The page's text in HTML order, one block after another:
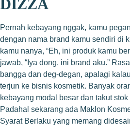
DIZZA
Pernah kebayang nggak, kamu
dengan nama brand kamu sendiri di
kamu nanya, “Eh, ini produk kamu
jawab, “Iya dong, ini brand aku.”
bangga dan deg-degan, apalagi
terjun ke bisnis kosmetik. Banyak
kebayang modal besar dan takut
Padahal sekarang ada Maklon
Syarat Berlaku yang memang